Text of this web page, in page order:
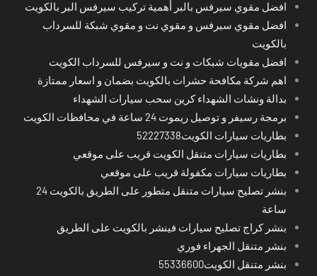
افضل مقوي سيرفس بالبر أهمية تركيب سيرفس البر بالكويت
افضل مقوي سيرفس و مقوي نت و مقوي شبكة للسرداب
بالكويت
افضل مقويات شبكات و نت و سيرفس للسرداب الكويت
اهم شركة مكافحة حشرات بالكويت بضمان و اسعار ممتازة
بدالة ونشات الشهداء كرين سحب سيارات الشهداء
برمجة رسيفر و توصيل ريموت 24 ساعة في محافظات الكويت
بطاريات سيارات الكويت52227338
بطاريات سيارات متنقل الكويت قريب على موقعي
بطاريات سيارات مكفولة قريب على موقعي
بنشر تصليح سيارات متنقل متطور على الطريق بالكويت 24
ساعة
بنشر كراج تصليح سيارات فينشر بالكويت على الطريق
بنشر متنقل الجهراء فوري
بنشر متنقل الكويت55336600